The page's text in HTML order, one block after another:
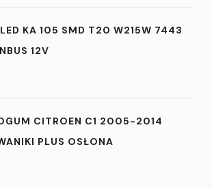
LED KA 105 SMD T20 W215W 7443
12V
CITROEN C1 2005-2014
PLUS OSŁONA